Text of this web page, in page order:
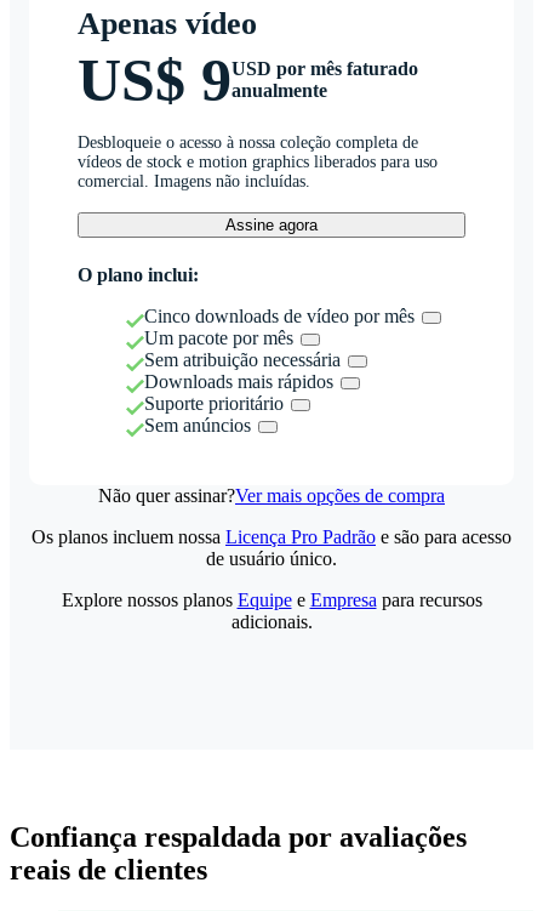
Apenas vídeo
US$ 9USD por mês faturado
anualmente
Desbloqueie o acesso à nossa coleção completa de
vídeos de stock e motion graphics liberados para uso
comercial. Imagens não incluídas.
Assine agora
O plano inclui:
Cinco downloads de vídeo por mês
Um pacote por mês
Sem atribuição necessária
Downloads mais rápidos
Suporte prioritário
Sem anúncios
Não quer assinar?Ver mais opções de compra
Os planos incluem nossa Licença Pro Padrão e são para acesso
de usuário único.
Explore nossos planos Equipee Empresa para recursos
adicionais.
Confiança respaldada por avaliações
reais de clientes